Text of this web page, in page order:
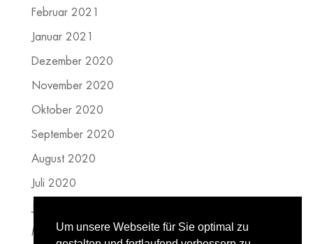
Februar 2021
Januar 2021
Dezember 2020
November 2020
Oktober 2020
September 2020
August 2020
Juli 2020
Mai 2020Um unsere Webseite für Sie optimal zu